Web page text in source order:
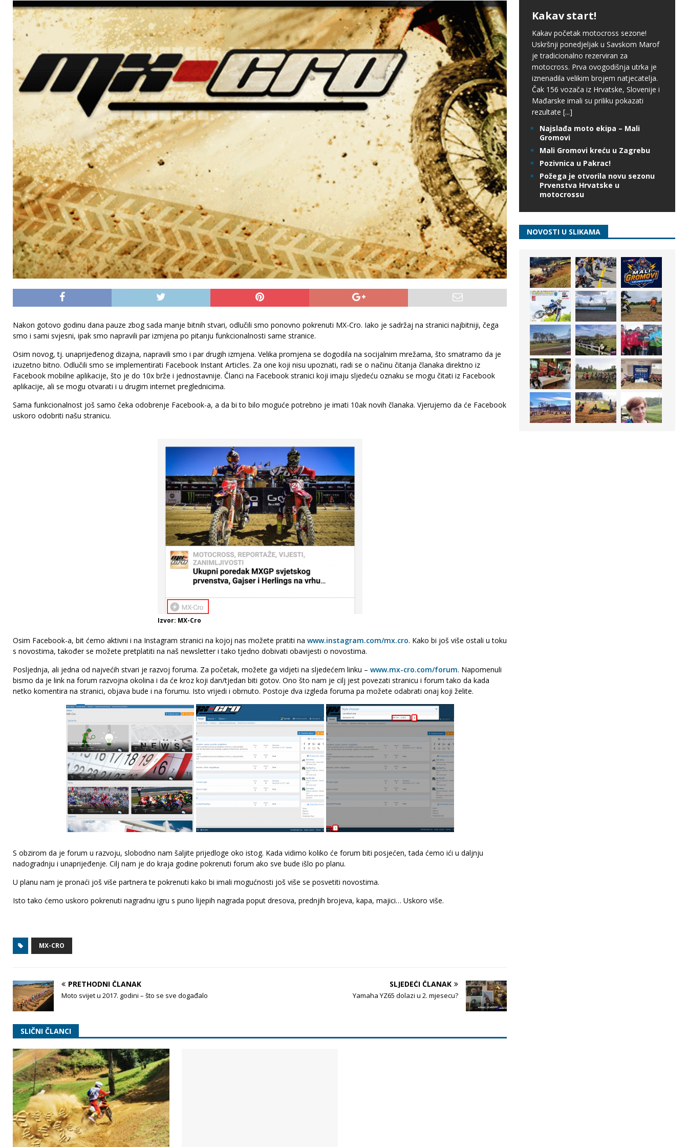
Nakon gotovo godinu dana pauze zbog sada manje bitnih stvari, odlučili smo ponovno pokrenuti MX-Cro. Iako je sadržaj na stranici najbitniji, čega
smo i sami svjesni, ipak smo napravili par izmjena po pitanju funkcionalnosti same stranice.
Osim novog, tj. unaprijeđenog dizajna, napravili smo i par drugih izmjena. Velika promjena se dogodila na socijalnim mrežama, što smatramo da je
izuzetno bitno. Odlučili smo se implementirati Facebook Instant Articles. Za one koji nisu upoznati, radi se o načinu čitanja članaka direktno iz
Facebook mobilne aplikacije, što je do 10x brže i jednostavnije. Članci na Facebook stranici koji imaju sljedeću oznaku se mogu čitati iz Facebook
aplikacije, ali se mogu otvarati i u drugim internet preglednicima.
Sama funkcionalnost još samo čeka odobrenje Facebook-a, a da bi to bilo moguće potrebno je imati 10ak novih članaka. Vjerujemo da će Facebook
uskoro odobriti našu stranicu.
Izvor: MX-Cro
Osim Facebook-a, bit ćemo aktivni i na Instagram stranici na kojoj nas možete pratiti na www.instagram.com/mx.cro. Kako bi još više ostali u toku
s novostima, također se možete pretplatiti na naš newsletter i tako tjedno dobivati obavijesti o novostima.
Posljednja, ali jedna od najvećih stvari je razvoj foruma. Za početak, možete ga vidjeti na sljedećem linku – www.mx-cro.com/forum. Napomenuli
bismo da je link na forum razvojna okolina i da će kroz koji dan/tjedan biti gotov. Ono što nam je cilj jest povezati stranicu i forum tako da kada
netko komentira na stranici, objava bude i na forumu. Isto vrijedi i obrnuto. Postoje dva izgleda foruma pa možete odabrati onaj koji želite.
S obzirom da je forum u razvoju, slobodno nam šaljite prijedloge oko istog. Kada vidimo koliko će forum biti posjećen, tada ćemo ići u daljnju
nadogradnju i unaprijeđenje. Cilj nam je do kraja godine pokrenuti forum ako sve bude išlo po planu.
U planu nam je pronaći još više partnera te pokrenuti kako bi imali mogućnosti još više se posvetiti novostima.
Isto tako ćemo uskoro pokrenuti nagradnu igru s puno lijepih nagrada poput dresova, prednjih brojeva, kapa, majici… Uskoro više.
MX-CRO
PRETHODNI ČLANAK
Moto svijet u 2017. godini – što se sve događalo
SLJEDEĆI ČLANAK
Yamaha YZ65 dolazi u 2. mjesecu?
SLIČNI ČLANCI
Kakav start!
Kakav početak motocross sezone!
Uskršnji ponedjeljak u Savskom Marof
je tradicionalno rezerviran za
motocross. Prva ovogodišnja utrka je
iznenadila velikim brojem natjecatelja.
Čak 156 vozača iz Hrvatske, Slovenije i
Mađarske imali su priliku pokazati
rezultate [...]
Najslađa moto ekipa – Mali
Gromovi
Mali Gromovi kreću u Zagrebu
Pozivnica u Pakrac!
Požega je otvorila novu sezonu
Prvenstva Hrvatske u
motocrossu
NOVOSTI U SLIKAMA